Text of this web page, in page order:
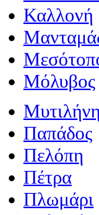
Καλλονή
Μόλυβος
Μυτιλήνη
Παπάδος
Πελόπη
Πέτρα
Πλωμάρι